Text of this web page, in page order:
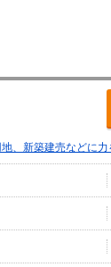
、新築建売などに力